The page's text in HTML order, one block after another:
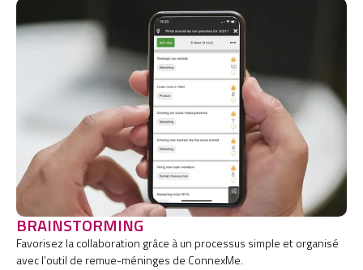
BRAINSTORMING
Favorisez la collaboration grâce à un processus simple et organisé
avec l’outil de remue-méninges de ConnexMe.